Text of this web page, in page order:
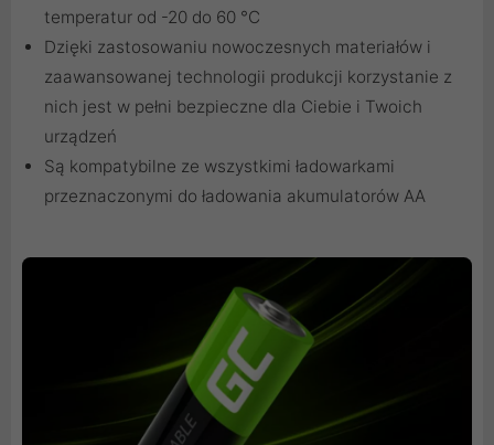
temperatur od -20 do 60 °C
Dzięki zastosowaniu nowoczesnych materiałów i
zaawansowanej technologii produkcji korzystanie z
nich jest w pełni bezpieczne dla Ciebie i Twoich
urządzeń
Są kompatybilne ze wszystkimi ładowarkami
przeznaczonymi do ładowania akumulatorów AA